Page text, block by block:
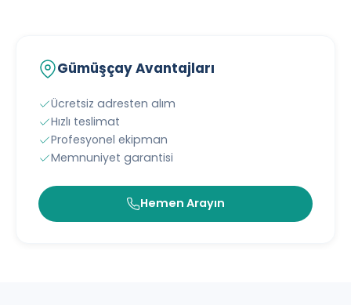
Gümüşçay Avantajları
Ücretsiz adresten alım
Hızlı teslimat
Profesyonel ekipman
Memnuniyet garantisi
Hemen Arayın